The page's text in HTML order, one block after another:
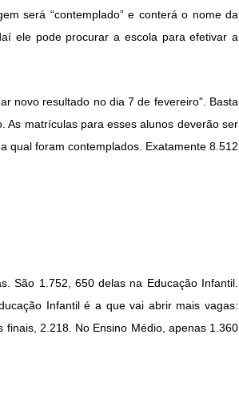
será “contemplado” e conterá o nome da
ele pode procurar a escola para efetivar a
novo resultado no dia 7 de fevereiro”. Basta
As matrículas para esses alunos deverão ser
qual foram contemplados. Exatamente 8.512
São 1.752, 650 delas na Educação Infantil.
Infantil é a que vai abrir mais vagas:
2.218. No Ensino Médio, apenas 1.360